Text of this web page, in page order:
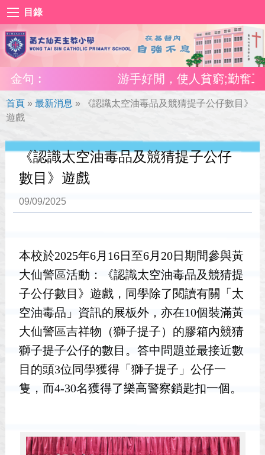
目錄
金句︰ 游手好閒，使人貧窮;勤奮工
首頁 » 最新消息 »
《認識太空油毒品及競猜提子公仔數目》
遊戲
《認識太空油毒品及競猜提子公仔
數目》遊戲
09/09/2025
本校於2025年6月16日至6月20日期間參與黃
大仙警區活動：《認識太空油毒品及競猜提
子公仔數目》遊戲，同學除了閱讀有關「太
空油毒品」資訊的展板外，亦在10個裝滿黃
大仙警區吉祥物（獅子提子）的膠箱內競猜
獅子提子公仔的數目。答中問題並最接近數
目的頭3位同學獲得「獅子提子」公仔一
隻，而4-30名獲得了樂高警察鎖匙扣一個。